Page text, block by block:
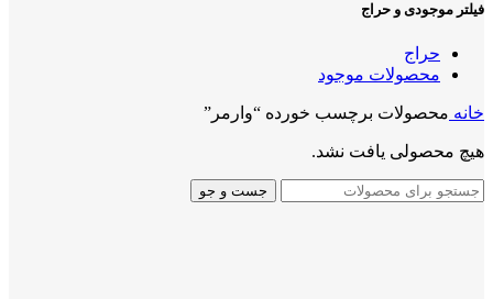
فیلتر موجودی و حراج
حراج
محصولات موجود
خانه محصولات برچسب خورده “وارمر”
هیچ محصولی یافت نشد.
جست و جو